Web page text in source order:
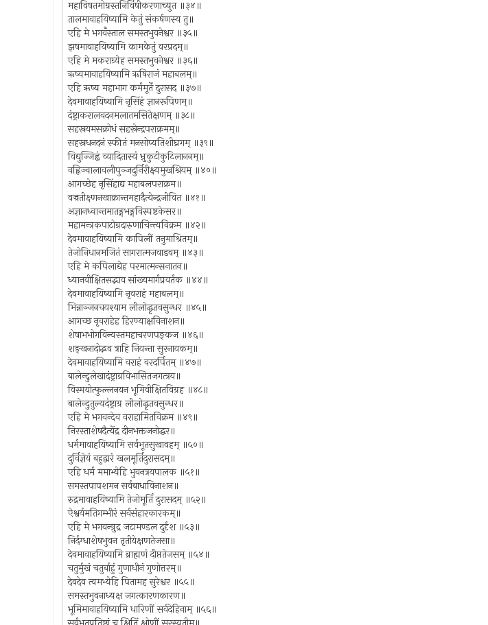
महाविषतमोग्रस्तनिर्विषीकरणाच्युत ॥३४॥
तालमावाहयिष्यामि केतुं संकर्षणस्य तु॥
एहि मे भगवँस्ताल समस्तभुवनेश्वर ॥३५॥
झषमावाहयिष्यामि कामकेतुं वरप्रदम्॥
एहि मे मकराग्र्येह समस्तभुवनेश्वर ॥३६॥
ऋष्यमावाहयिष्यामि ऋषिराजं महाबलम्॥
एहि ऋष्य महाभाग कर्ममूर्ते दुरासद ॥३७॥
देवमावाहयिष्यामि नृसिंहं ज्ञानरूपिणम्॥
दंष्ट्राकरालवदनमलातमसितेक्षणम् ॥३८॥
सहस्रयमसक्रोधं सहस्रेन्द्रपराक्रमम्॥
सहस्रधनदनं स्फीतं मनसोप्यतिशीघ्रगम् ॥३९॥
विद्युज्जिह्वं व्यादितास्यं भ्रुकुटीकुटिलाननम्॥
वह्निज्वालावलीपुञ्जदुर्निरीक्ष्यमुखश्रियम् ॥४०॥
आगच्छेह नृसिंहाद्य महाबलपराक्रम॥
वज्रतीक्ष्णनखाक्रान्तमहादैत्येन्द्रजीवित ॥४१॥
अज्ञानध्वान्तमातङ्गभङ्गविस्पष्टकेसर॥
महामन्त्रकपाटोग्रदारुणाचिन्त्यविक्रम ॥४२॥
देवमावाहयिष्यामि कापिलीं तनुमाश्रितम्॥
तेजोनिधानमजितं सागरात्मजवाडवम् ॥४३॥
एहि मे कपिलाद्येह परमात्मन्सनातन॥
ध्यानवीक्षितसद्भाव सांख्यमार्गप्रवर्तक ॥४४॥
देवमावाहयिष्यामि नृवराहं महाबलम्॥
भिन्नाञ्जनचयश्याम लीलोद्धृतवसुन्धर ॥४५॥
आगच्छ नृवराहेह हिरण्याक्षविनाशन॥
शेषाभभोगविन्यस्तमहाचरणपङ्कज ॥४६॥
शङ्खनादोद्भव त्राहि नियन्ता सुरनायकम्॥
देवमावाहयिष्यामि वराहं वरदर्पितम् ॥४७॥
बालेन्दुलेखादंष्ट्राग्रविभासितजगत्त्रय॥
विस्मयोत्फुल्लनयन भूमिवीक्षितविग्रह ॥४८॥
बालेन्दुतुल्यदंष्ट्राग्र लीलोद्धृतवसुन्धर॥
एहि मे भगवन्देव वराहामितविक्रम ॥४९॥
निरस्ताशेषदैत्येंद्र दीनभक्तजनोद्धर॥
धर्ममावाहयिष्यामि सर्वभूतसुखावहम् ॥५०॥
दुर्विज्ञेयं बहुद्वारं खलमूर्तिदुरासदम्॥
एहि धर्म ममाभ्येहि भुवनत्रयपालक ॥५१॥
समस्तपापशमन सर्वबाधाविनाशन॥
रुद्रमावाहयिष्यामि तेजोमूर्तिं दुरासदम् ॥५२॥
ऐश्वर्यमतिगम्भीरं सर्वसंहारकारकम्॥
एहि मे भगवन्न्रुद्र जटामण्डल दुर्दृश ॥५३॥
निर्दग्धाशेषभुवन तृतीयेक्षणतेजसा॥
देवमावाहयिष्यामि ब्राह्मणं दीप्ततेजसम् ॥५४॥
चतुर्मुखं चतुर्बाहुं गुणाधीनं गुणोत्तरम्॥
देवदेव त्वमभ्येहि पितामह सुरेश्वर ॥५५॥
समस्तभुवनाध्यक्ष जगत्कारणकारण॥
भूमिमावाहयिष्यामि धारिणीं सर्वदेहिनाम् ॥५६॥